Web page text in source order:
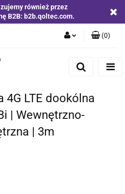
również przez
B2B: b2b.qoltec.com.
Zgody cookies
(0)
4G LTE dookólna
| Wewnętrzno-
| 3m